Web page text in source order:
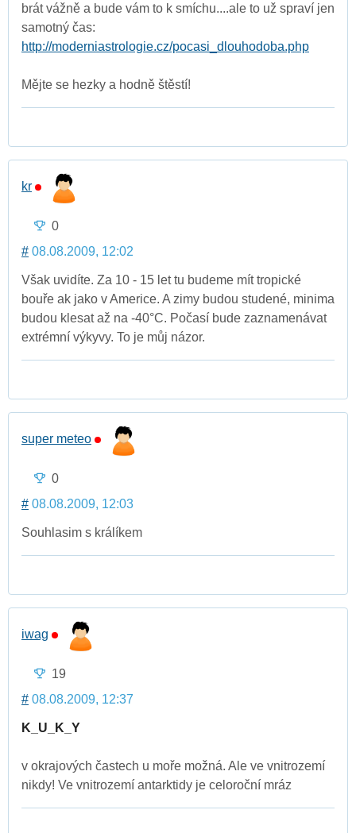
brát vážně a bude vám to k smíchu....ale to už spraví jen
samotný čas:
http://moderniastrologie.cz/pocasi_dlouhodoba.php
Mějte se hezky a hodně štěstí!
kr
0
# 08.08.2009, 12:02
Však uvidíte. Za 10 - 15 let tu budeme mít tropické
bouře ak jako v Americe. A zimy budou studené, minima
budou klesat až na -40°C. Počasí bude zaznamenávat
extrémní výkyvy. To je můj názor.
super meteo
0
# 08.08.2009, 12:03
Souhlasim s králíkem
iwag
19
# 08.08.2009, 12:37
K_U_K_Y
v okrajových častech u moře možná. Ale ve vnitrozemí
nikdy! Ve vnitrozemí antarktidy je celoroční mráz